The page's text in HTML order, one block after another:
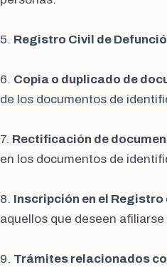
5. Registro Civil de
6. Copia o duplicado de
de los documentos de
7. Rectificación de
en los documentos de
8. Inscripción en el
aquellos que deseen
9. Trámites relacionados